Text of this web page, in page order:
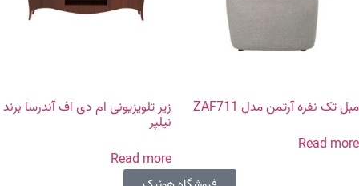
مبل تک نفره آرتمن مدل ZAF711
Read more
زیر تلویزیونی ام دی اف آندرسا برند
نیلپر
Read more